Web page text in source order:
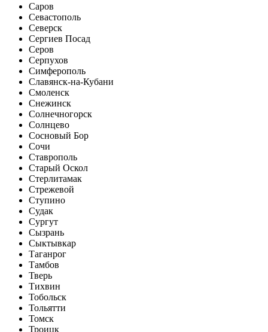
Саров
Севастополь
Северск
Сергиев Посад
Серов
Серпухов
Симферополь
Славянск-на-Кубани
Смоленск
Снежинск
Солнечногорск
Солнцево
Сосновый Бор
Сочи
Ставрополь
Старый Оскол
Стерлитамак
Стрежевой
Ступино
Судак
Сургут
Сызрань
Сыктывкар
Таганрог
Тамбов
Тверь
Тихвин
Тобольск
Тольятти
Томск
Троицк